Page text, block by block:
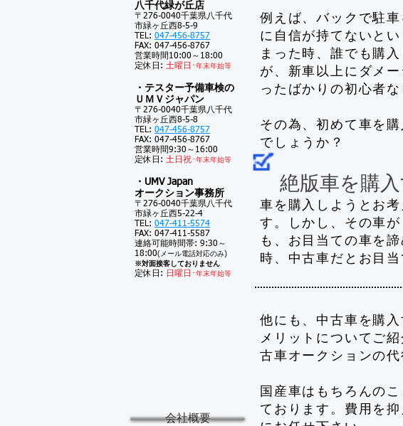
例えば、バックで駐
に自信が持てないと
まった時、誰でも購
が、新車以上にダメ
ったばかりの初心者
その為、初めて車を
でしょうか？
絶版車を購
車を購入しようとお
す。しかし、その車
も、お目当ての車を
時、中古車だとお目
他にも、中古車を購
メリットについてご
古車オークションの
国産車はもちろんの
ております。費用を
会社概要
八千代緑が丘店
〒276-0040千葉県八千代
市緑ヶ丘西8-5-9
TEL: 047-456-8757
FAX: 047-456-8767
営業時間10:00～18:00
定休日: 土曜日･ 年末年始等
・テスター予備車検の
ＵＭＶジャパン
〒276-0040千葉県八千代
市緑ヶ丘西8-5-8
TEL: 047-456-8757
FAX: 047-456-8767
営業時間9:30～16:00
定休日: 土日祝･ 年末年始等
・UMV Japan
オークション事務所
〒276-0040千葉県八千代
市緑ヶ丘西5-22-4
TEL: 047-411-5574
FAX: 047-411-5587
連絡可能時間帯: 9:30～
18:00(メール電話対応のみ)
※対面接客しておりません
定休日: 日曜日･ 年末年始等